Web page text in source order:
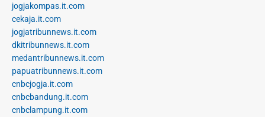
jogjakompas.it.com
cekaja.it.com
jogjatribunnews.it.com
dkitribunnews.it.com
medantribunnews.it.com
papuatribunnews.it.com
cnbcjogja.it.com
cnbcbandung.it.com
cnbclampung.it.com